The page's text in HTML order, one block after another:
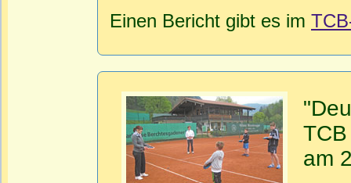
Einen Bericht gibt es im
TCB
am